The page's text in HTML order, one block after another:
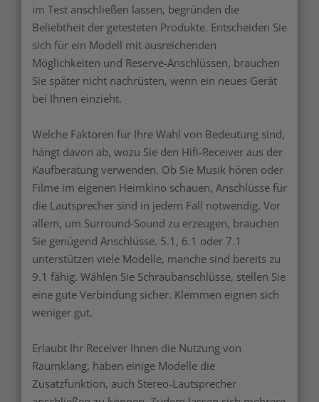
im Test anschließen lassen, begründen die
Beliebtheit der getesteten Produkte. Entscheiden Sie
sich für ein Modell mit ausreichenden
Möglichkeiten und Reserve-Anschlüssen, brauchen
Sie später nicht nachrüsten, wenn ein neues Gerät
bei Ihnen einzieht.
Welche Faktoren für Ihre Wahl von Bedeutung sind,
hängt davon ab, wozu Sie den Hifi-Receiver aus der
Kaufberatung verwenden. Ob Sie Musik hören oder
Filme im eigenen Heimkino schauen, Anschlüsse für
die Lautsprecher sind in jedem Fall notwendig. Vor
allem, um Surround-Sound zu erzeugen, brauchen
Sie genügend Anschlüsse. 5.1, 6.1 oder 7.1
unterstützen viele Modelle, manche sind bereits zu
9.1 fähig. Wählen Sie Schraubanschlüsse, stellen Sie
eine gute Verbindung sicher. Klemmen eignen sich
weniger gut.
Erlaubt Ihr Receiver Ihnen die Nutzung von
Raumklang, haben einige Modelle die
Zusatzfunktion, auch Stereo-Lautsprecher